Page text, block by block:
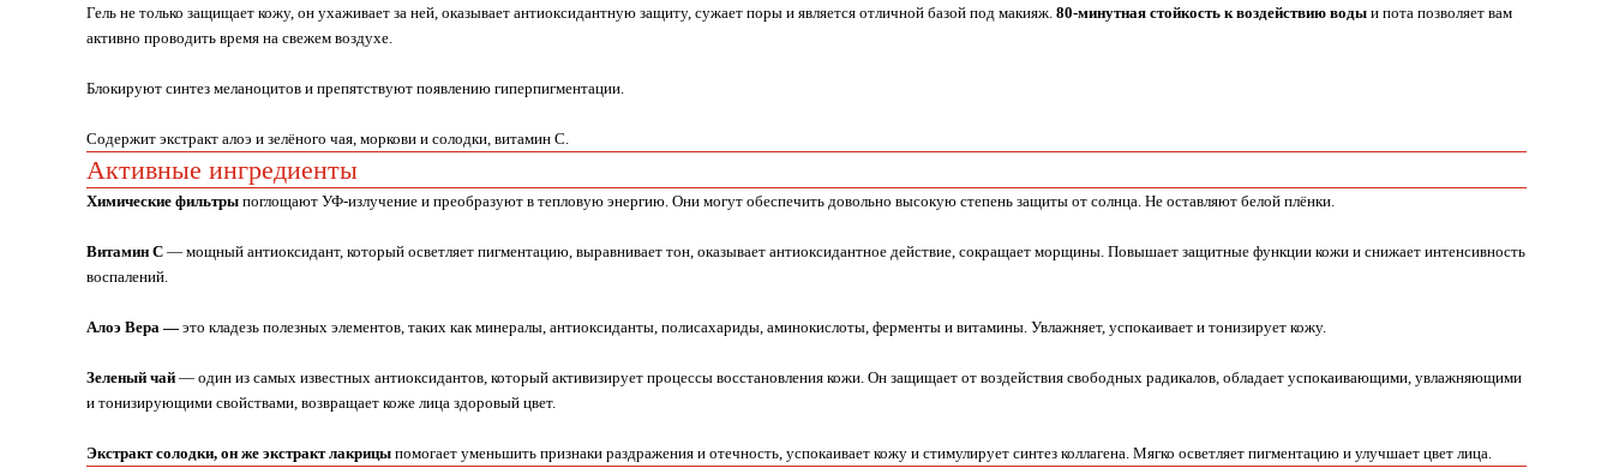
Гель не только защищает кожу, он ухаживает за ней, оказывает антиоксидантную защиту, сужает поры и является отличной базой под макияж. 80-минутная стойкость к воздействию воды и пота позволяет вам
активно проводить время на свежем воздухе.
Блокируют синтез меланоцитов и препятствуют появлению гиперпигментации.
Содержит экстракт алоэ и зелёного чая, моркови и солодки, витамин С.
Активные ингредиенты
Химические фильтры поглощают УФ-излучение и преобразуют в тепловую энергию. Они могут обеспечить довольно высокую степень защиты от солнца. Не оставляют белой плёнки.
Витамин С — мощный антиоксидант, который осветляет пигментацию, выравнивает тон, оказывает антиоксидантное действие, сокращает морщины. Повышает защитные функции кожи и снижает интенсивность
воспалений.
Алоэ Вера — это кладезь полезных элементов, таких как минералы, антиоксиданты, полисахариды, аминокислоты, ферменты и витамины. Увлажняет, успокаивает и тонизирует кожу.
Зеленый чай — один из самых известных антиоксидантов, который активизирует процессы восстановления кожи. Он защищает от воздействия свободных радикалов, обладает успокаивающими, увлажняющими
и тонизирующими свойствами, возвращает коже лица здоровый цвет.
Экстракт солодки, он же экстракт лакрицы помогает уменьшить признаки раздражения и отечность, успокаивает кожу и стимулирует синтез коллагена. Мягко осветляет пигментацию и улучшает цвет лица.